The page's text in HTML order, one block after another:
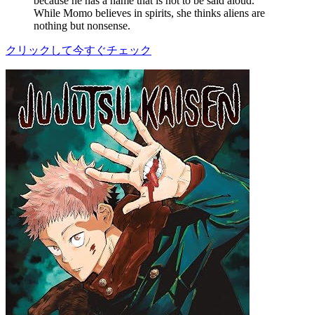
While Momo believes in spirits, she thinks aliens are
nothing but nonsense.
クリックして今すぐチェック